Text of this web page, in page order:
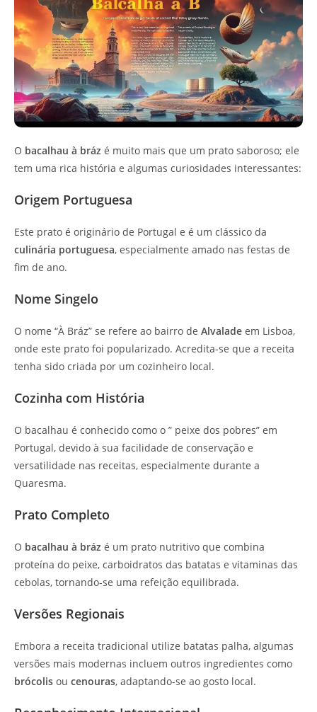
O bacalhau à bráz é muito mais que um prato saboroso; ele
tem uma rica história e algumas curiosidades interessantes:
Origem Portuguesa
Este prato é originário de Portugal e é um clássico da
culinária portuguesa, especialmente amado nas festas de
fim de ano.
Nome Singelo
O nome “À Bráz” se refere ao bairro de Alvalade em Lisboa,
onde este prato foi popularizado. Acredita-se que a receita
tenha sido criada por um cozinheiro local.
Cozinha com História
O bacalhau é conhecido como o ” peixe dos pobres” em
Portugal, devido à sua facilidade de conservação e
versatilidade nas receitas, especialmente durante a
Quaresma.
Prato Completo
O bacalhau à bráz é um prato nutritivo que combina
proteína do peixe, carboidratos das batatas e vitaminas das
cebolas, tornando-se uma refeição equilibrada.
Versões Regionais
Embora a receita tradicional utilize batatas palha, algumas
versões mais modernas incluem outros ingredientes como
brócolis ou cenouras, adaptando-se ao gosto local.